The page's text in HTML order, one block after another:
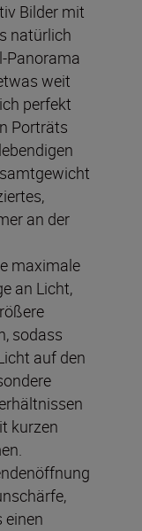
Bilder mit
natürlich
Panorama
weit
perfekt
Porträts
an der
maximale
an Licht,
sodass
auf den
kurzen
einen